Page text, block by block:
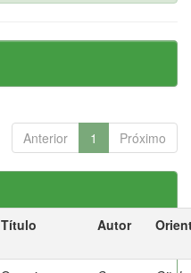
Anterior 1 Próximo
Título Autor